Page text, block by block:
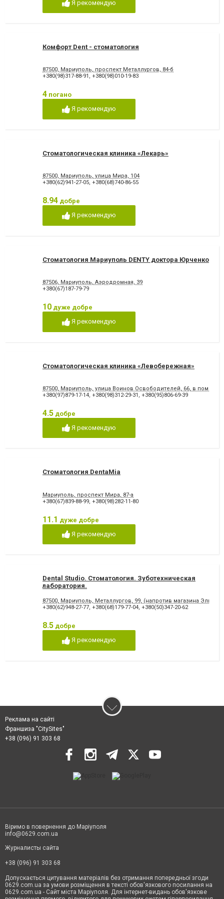
відновлення емалі
Я рекомендую
Комфорт Dent - стоматология
87500, Мариуполь, проспект Металлургов, 84-б
+380(98)317-88-91 , +380(98)010-19-83
4 погано
Я рекомендую
Стоматологическая клиника «Лекарь»
87500, Мариуполь, улица Мира, 104
+380(62)941-27-05, +380(68)740-86-55
8.94 добре
Я рекомендую
Стоматология Мариуполь DENTY доктора Юрченко
87506, Мариуполь, Аэродромная, 39
+380(67)187-79-79
10 дуже добре
Я рекомендую
Стоматологическая клиника «Левобережная»
87500, Мариуполь, улица Воинов Освободителей, 66, в
+380(97)879-17-14, +380(98)312-29-31 , +380(95)806-69-39
4.5 добре
Я рекомендую
Стоматология DentaMia
Мариуполь, проспект Мира, 87-а
+380(67)839-88-99 +380(98)282-11-80
11.1 дуже добре
Я рекомендую
Dental Studio. Cтоматология. Зуботехническая
лаборатория.
87500, Мариуполь, Металлургов, 99, (напротив магазина
+380(62)948-27-77, +380(68)179-77-04, +380(50)347-20-62
8.5 добре
Я рекомендую
Реклама на сайті
Франшиза "CitySites"
+38 (096) 91 303 68
Віримо в повернення до Маріуполя
info@0629.com.ua
Журналисты сайта
+38 (096) 91 303 68
Допускається цитування матеріалів без отримання попередньої згоди
0629.com.ua за умови розміщення в тексті обов'язкового посилання на
0629.com.ua - Сайт міста Маріуполя. Для інтернет-видань обов'язкове